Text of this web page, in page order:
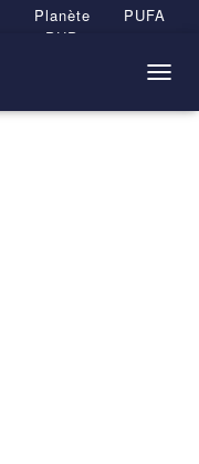
Planète
PHP
PUFA
O